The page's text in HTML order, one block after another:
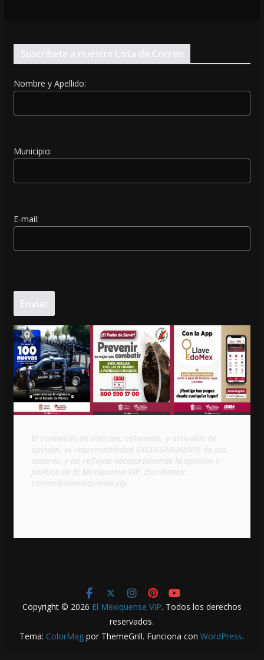
Suscríbete a nuestra Lista de Correo
Nombre y Apellido:
Municipio:
E-mail:
Copyright © 2026 El Mexiquense VIP. Todos los derechos
reservados.
Tema: ColorMag por ThemeGrill. Funciona conWordPress.